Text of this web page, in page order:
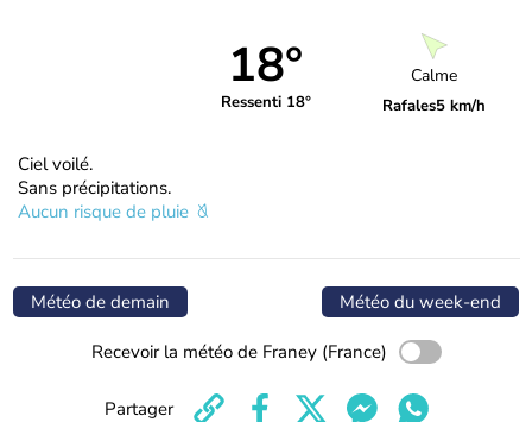
18°
Ressenti 18°
Calme
Rafales5 km/h
Ciel voilé.
Sans précipitations.
Aucun risque de pluie
Météo de demain Météo du week-end
Recevoir la météo de Franey (France)
Partager